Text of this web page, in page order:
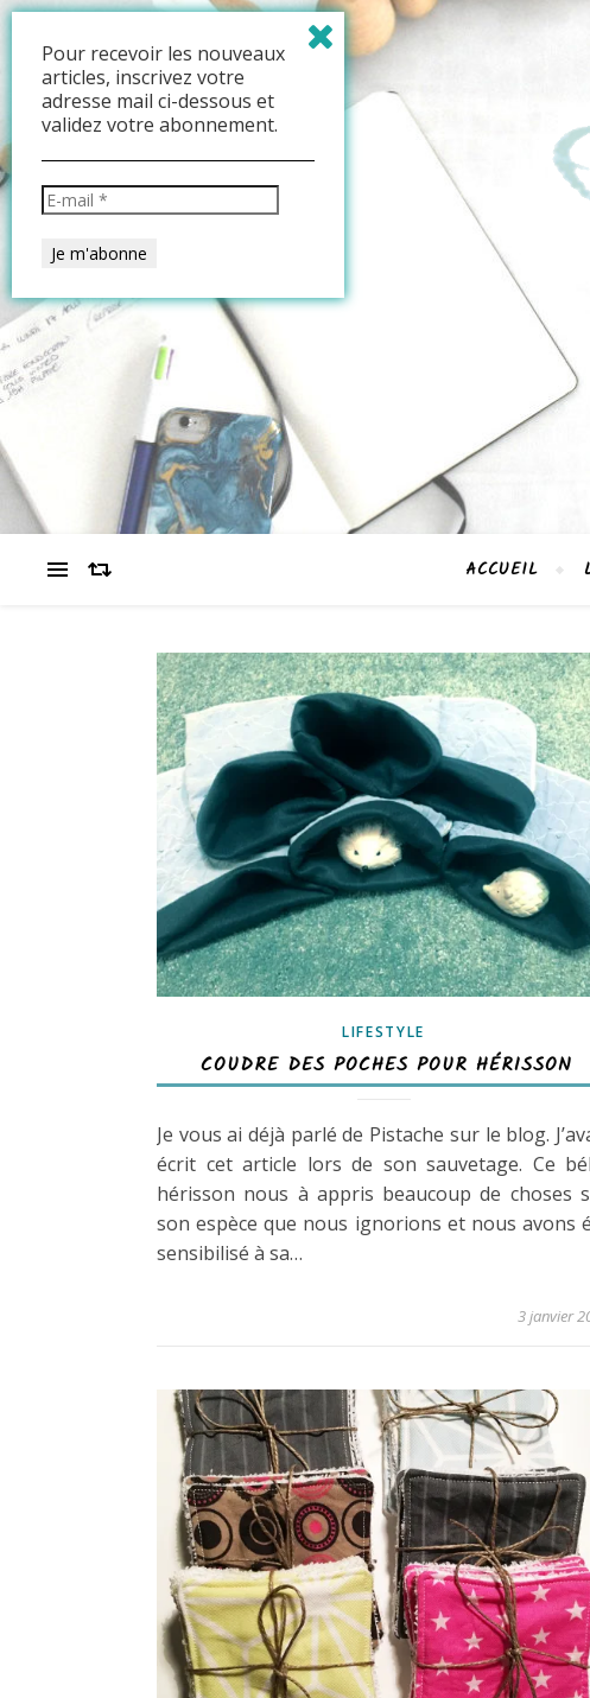
ACCUEIL
LIFESTYLE
COUDRE DES POCHES POUR HÉRISSON
Je vous ai déjà parlé de Pistache sur le blog.
écrit cet article lors de son sauvetage. Ce
hérisson nous à appris beaucoup de choses
son espèce que nous ignorions et nous avons
sensibilisé à sa…
3 janvier
Pour recevoir les nouveaux
articles, inscrivez votre
adresse mail ci-dessous et
validez votre abonnement.